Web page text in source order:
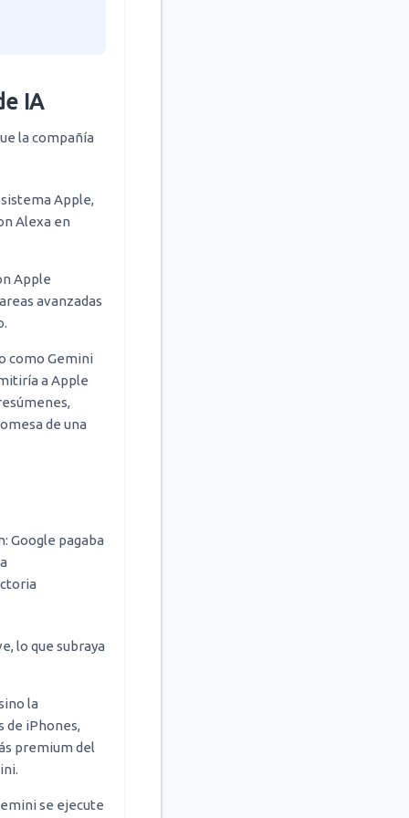
IA
la compañía
Apple,
Alexa en
Apple
avanzadas
como Gemini
a Apple
de una
Google pagaba
lo que subraya
la
de iPhones,
premium del
se ejecute